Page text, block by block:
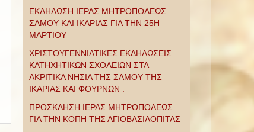
ΕΚΔΗΛΩΣΗ ΙΕΡΑΣ ΜΗΤΡΟΠΟΛΕΩΣ
ΣΑΜΟΥ ΚΑΙ ΙΚΑΡΙΑΣ ΓΙΑ ΤΗΝ 25Η
ΜΑΡΤΙΟΥ
ΧΡΙΣΤΟΥΓΕΝΝΙΑΤΙΚΕΣ ΕΚΔΗΛΩΣΕΙΣ
ΚΑΤΗΧΗΤΙΚΩΝ ΣΧΟΛΕΙΩΝ ΣΤΑ
ΑΚΡΙΤΙΚΑ ΝΗΣΙΑ ΤΗΣ ΣΑΜΟΥ ΤΗΣ
ΙΚΑΡΙΑΣ ΚΑΙ ΦΟΥΡΝΩΝ .
ΠΡΟΣΚΛΗΣΗ ΙΕΡΑΣ ΜΗΤΡΟΠΟΛΕΩΣ
ΓΙΑ ΤΗΝ ΚΟΠΗ ΤΗΣ ΑΓΙΟΒΑΣΙΛΟΠΙΤΑΣ